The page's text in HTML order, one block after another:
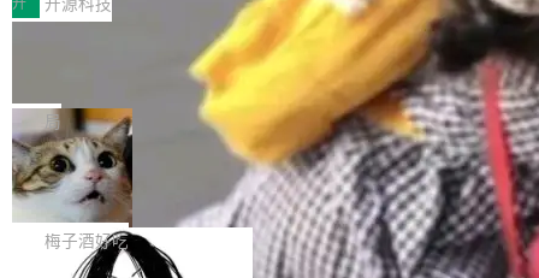
件。 腾讯网平团队在UCL-MPComm中实现了一
个独立于业务线程的全局通信引擎（Engine），
型或企业内部部署模型提升研发效率。但随着 AI
Coding 从个人辅助工具逐步走向团队级、组织
级应用，企业在规模化落地过程中，对安全性、
可控性和代码质量提出了更高要求。 首先是数据
安全与合规要求。对于大多数普通研发场景，公
有云模型能够满足快速试用和效率提升的需求。
但对于金融、能源、医疗等对数据安全要求较...
各领域的应用成果，覆盖技术底座、行业赋能、
产品应用、支撑保障、专题等五大方向。深信服
AI算力网关（AI创新平台）成功入选！ 随着各行
各业的Agent走向规模化建设，算力构成形态逐
渐丰富，用户关注的重点也在发生变化：不只是
让AI用起来，还要进一步看清混合算力时代下，
Token花在哪里、算力是否被充分利用，以及持
续增长的AI成本该如何优化。 深信服AI算力网关
正是围绕这些实际问题，从Token治理和成本治
Jeff Dean 离开 Google：一个时代的结
束，一个实验室的开始
Google 员工编号 20。MapReduce 作者之一。
Bigtable 作者之一。TensorFlow 的作者之一。
Gemini 的架构师。Google 首席科学家。 Jeff D
ean 在 Google 工作了 27 年后，宣布离职。 他
不是一个人走。一同离开的还有 Sanjay Ghema
wat（Google 员工编号 23，Jeff Dean 二十多
年的编程搭档，MapReduce 和 Bigtable 的共同
局
🔥 SolonCode v2026.8.4 发布：界面
字体可调、22 种语言、记忆搜索增强
打开终端就能上岗的全中文编码智能体，这一轮
把「看得清、用母语、记得住」三件事一次补
齐。 SolonCode 是什么 SolonCode 是杭州无
梅子酒好吃